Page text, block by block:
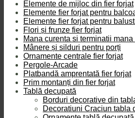
Elemente de mijloc din fier forjat
Elemente fier forjat pentru
Elemente fier forjat pentru
Flori și frunze fier forjat
Mana curenta si terminatii mana
Mânere și silduri pentru porți
Ornamente centrale fier forjat
Pergole-Arcade
Platbandă amprentată fier forjat
Prim montanți din fier forjat
Tablă decupată
Borduri decorative din
Decoratiuni Craciun tabla